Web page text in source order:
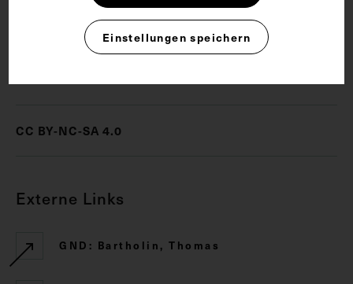
CC BY-NC-SA 4.0
Externe Links
GND: Bartholin, Thomas
Einstellungen speichern